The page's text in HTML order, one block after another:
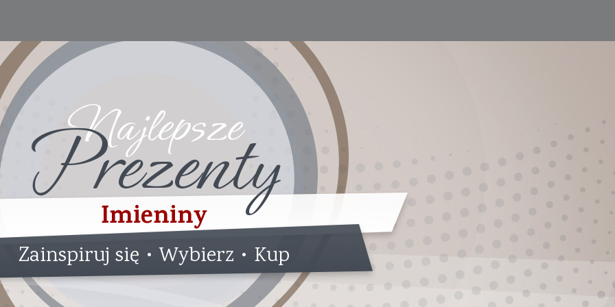
Najlepsze
Prezenty
Imieniny
Zainspiruj się • Wybierz • Kup